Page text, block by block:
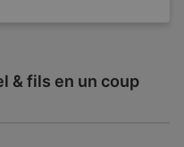
& fils en un coup